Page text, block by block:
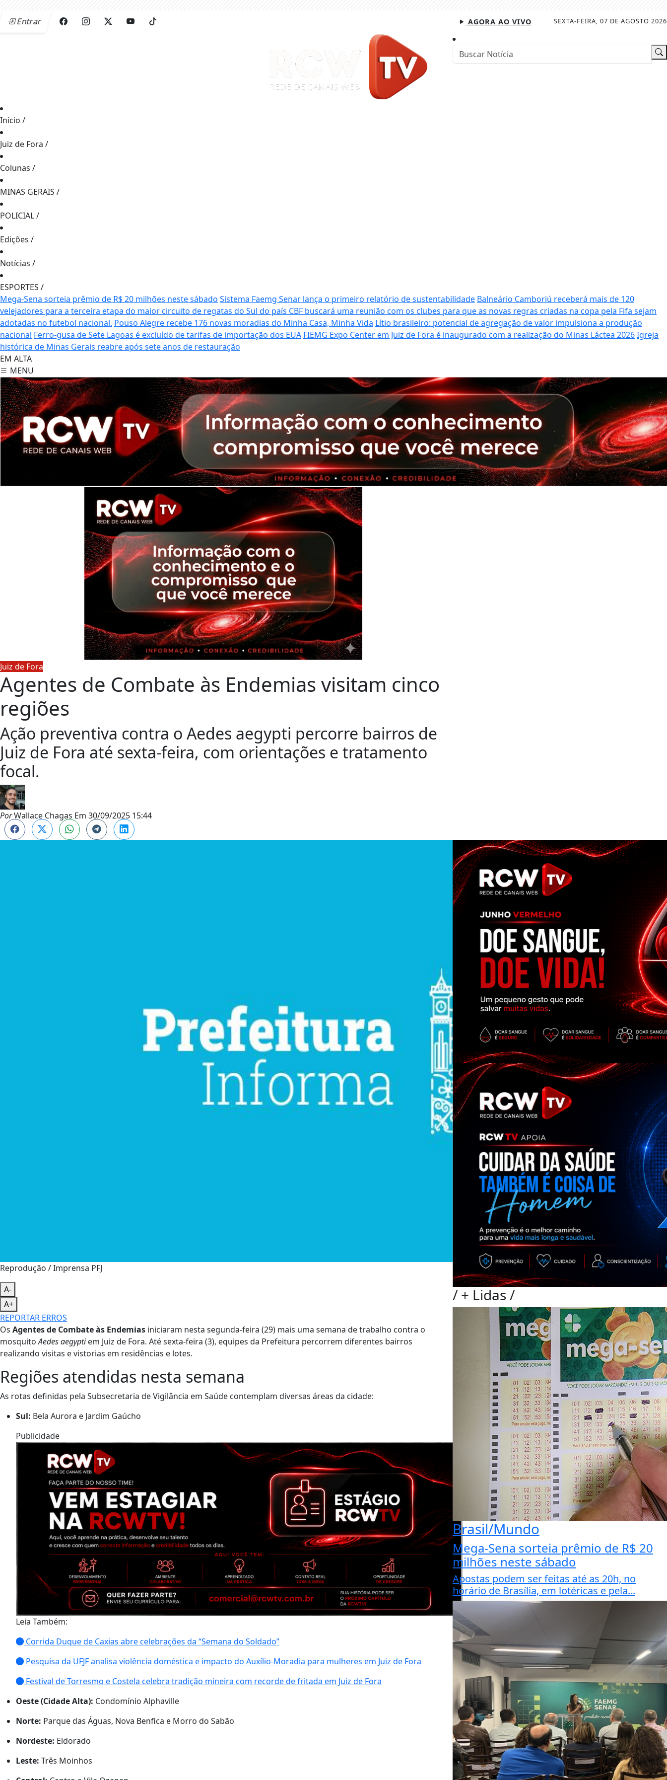
Entrar SEXTA-FEIRA, 07 DE AGOSTO 2026
AGORA AO VIVO
Início /
Juiz de Fora /
Colunas /
MINAS GERAIS /
POLICIAL/
Edições /
Notícias /
ESPORTES /
Mega-Sena sorteia prêmio de R$ 20 milhões neste sábado Sistema Faemg Senar lança o primeiro relatório de sustentabilidade Balneário Camboriú receberá mais de 120
velejadores para a terceira etapa do maior circuito de regatas do Sul do país CBF buscará uma reunião com os clubes para que as novas regras criadas na copa pela Fifa sejam
adotadas no futebol nacional. Pouso Alegre recebe 176 novas moradias do Minha Casa, Minha Vida Lítio brasileiro: potencial de agregação de valor impulsiona a produção
nacional Ferro-gusa de Sete Lagoas é excluído de tarifas de importação dos EUA FIEMG Expo Center em Juiz de Fora é inaugurado com a realização do Minas Láctea 2026Igreja
histórica de Minas Gerais reabre após sete anos de restauração
EM ALTA
MENU
Juiz de Fora
Agentes de Combate às Endemias visitam cinco
regiões
Ação preventiva contra o Aedes aegypti percorre bairros de
Juiz de Fora até sexta-feira, com orientações e tratamento
focal.
PorWallace Chagas Em 30/09/2025 15:44
Reprodução / Imprensa PFJ
A-
A+
REPORTAR ERROS
Os Agentes de Combate às Endemias iniciaram nesta segunda-feira (29) mais uma semana de trabalho contra o
mosquitoAedes aegyptiem Juiz de Fora. Até sexta-feira (3), equipes da Prefeitura percorrem diferentes bairros
realizando visitas e vistorias em residências e lotes.
Regiões atendidas nesta semana
As rotas definidas pela Subsecretaria de Vigilância em Saúde contemplam diversas áreas da cidade:
Sul: Bela Aurora e Jardim Gaúcho
Publicidade
Leia Também:
Corrida Duque de Caxias abre celebrações da “Semana do Soldado”
Pesquisa da UFJF analisa violência doméstica e impacto do Auxílio-Moradia para mulheres em Juiz de Fora
Festival de Torresmo e Costela celebra tradição mineira com recorde de fritada em Juiz de Fora
Oeste (Cidade Alta): Condomínio Alphaville
Norte: Parque das Águas, Nova Benfica e Morro do Sabão
Nordeste: Eldorado
Leste: Três Moinhos
/ + Lidas/
Brasil/Mundo
Mega-Sena sorteia prêmio de R$ 20
milhões neste sábado
Apostas podem ser feitas até as 20h, no
horário de Brasília, em lotéricas e pela...